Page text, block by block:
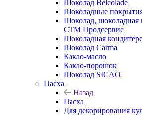
Шоколад Belcolade
Шоколадные
Шоколад, шоколадная
СТМ Продсервис
Шоколадная
Шоколад Carma
Какао-масло
Какао-порошок
Шоколад SICAO
Пасха
Назад
Пасха
Для декорирования